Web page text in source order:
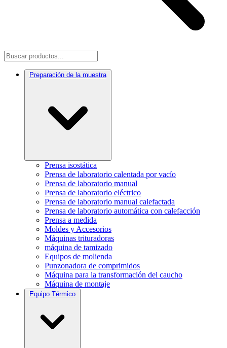
Preparación de la muestra
Prensa isostática
Prensa de laboratorio calentada por vacío
Prensa de laboratorio manual
Prensa de laboratorio eléctrico
Prensa de laboratorio manual calefactada
Prensa de laboratorio automática con calefacción
Prensa a medida
Moldes y Accesorios
Máquinas trituradoras
máquina de tamizado
Equipos de molienda
Punzonadora de comprimidos
Máquina para la transformación del caucho
Máquina de montaje
Equipo Térmico